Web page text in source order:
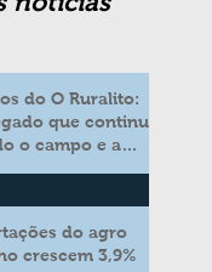
do O Ruralito:
que continua
o campo e a
do agro
crescem 3,9%